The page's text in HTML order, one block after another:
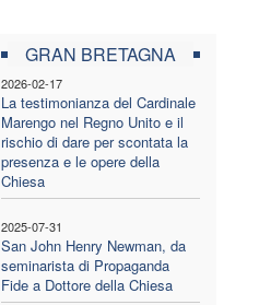
GRAN BRETAGNA
2026-02-17
La testimonianza del Cardinale
Marengo nel Regno Unito e il
rischio di dare per scontata la
presenza e le opere della
Chiesa
2025-07-31
San John Henry Newman, da
seminarista di Propaganda
Fide a Dottore della Chiesa